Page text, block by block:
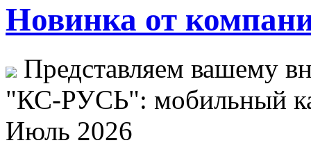
Новинка от
Представляем вашему
"КС-РУСЬ": мобильный
Июль 2026